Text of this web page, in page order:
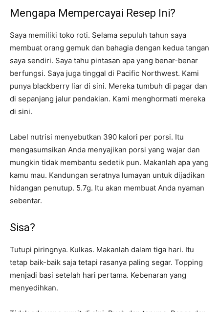
Mengapa Mempercayai Resep Ini?
Saya memiliki toko roti. Selama sepuluh tahun saya
membuat orang gemuk dan bahagia dengan kedua tangan
saya sendiri. Saya tahu pintasan apa yang benar-benar
berfungsi. Saya juga tinggal di Pacific Northwest. Kami
punya blackberry liar di sini. Mereka tumbuh di pagar dan
di sepanjang jalur pendakian. Kami menghormati mereka
di sini.
Label nutrisi menyebutkan 390 kalori per porsi. Itu
mengasumsikan Anda menyajikan porsi yang wajar dan
mungkin tidak membantu sedetik pun. Makanlah apa yang
kamu mau. Kandungan seratnya lumayan untuk dijadikan
hidangan penutup. 5.7g. Itu akan membuat Anda nyaman
sebentar.
Sisa?
Tutupi piringnya. Kulkas. Makanlah dalam tiga hari. Itu
tetap baik-baik saja tetapi rasanya paling segar. Topping
menjadi basi setelah hari pertama. Kebenaran yang
menyedihkan.